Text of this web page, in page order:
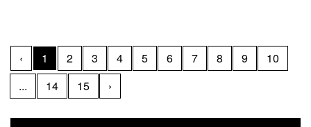
‹ 1 2 3 4 5 6 7 8 9
10
...
14 15 ›